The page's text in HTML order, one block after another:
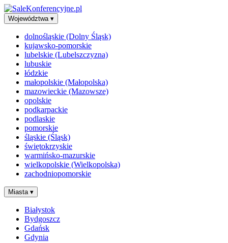
Województwa ▾
dolnośląskie (Dolny Śląsk)
kujawsko-pomorskie
lubelskie (Lubelszczyzna)
lubuskie
łódzkie
małopolskie (Małopolska)
mazowieckie (Mazowsze)
opolskie
podkarpackie
podlaskie
pomorskie
śląskie (Śląsk)
świętokrzyskie
warmińsko-mazurskie
wielkopolskie (Wielkopolska)
zachodniopomorskie
Miasta ▾
Białystok
Bydgoszcz
Gdańsk
Gdynia